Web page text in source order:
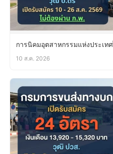
การนิคมอุตสาหกรรมแห่งประเท
10 ส.ค. 2026